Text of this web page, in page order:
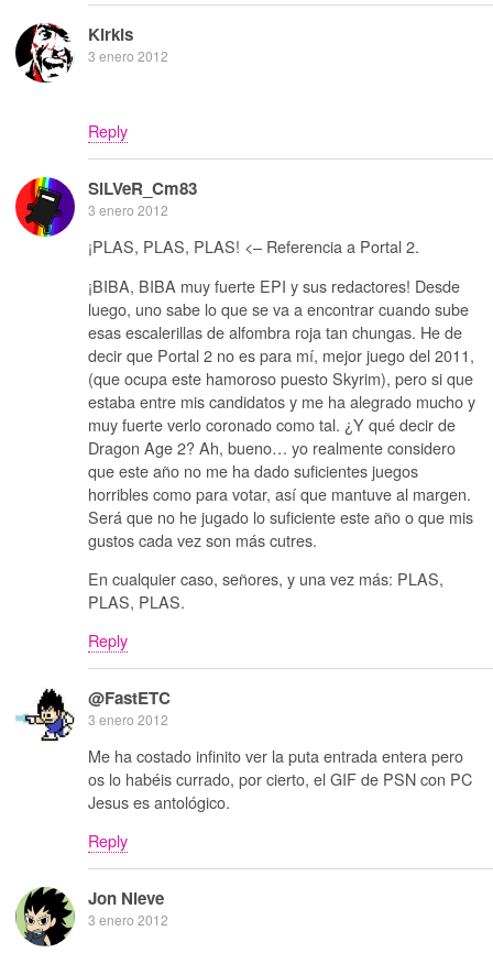
Kirkis
3 enero 2012
Reply
SiLVeR_Cm83
3 enero 2012
¡PLAS, PLAS, PLAS! <– Referencia a Portal 2.
¡BIBA, BIBA muy fuerte EPI y sus redactores! Desde
luego, uno sabe lo que se va a encontrar cuando sube
esas escalerillas de alfombra roja tan chungas. He de
decir que Portal 2 no es para mí, mejor juego del 2011,
(que ocupa este hamoroso puesto Skyrim), pero si que
estaba entre mis candidatos y me ha alegrado mucho y
muy fuerte verlo coronado como tal. ¿Y qué decir de
Dragon Age 2? Ah, bueno… yo realmente considero
que este año no me ha dado suficientes juegos
horribles como para votar, así que mantuve al margen.
Será que no he jugado lo suficiente este año o que mis
gustos cada vez son más cutres.
En cualquier caso, señores, y una vez más: PLAS,
PLAS, PLAS.
Reply
@FastETC
3 enero 2012
Me ha costado infinito ver la puta entrada entera pero
os lo habéis currado, por cierto, el GIF de PSN con PC
Jesus es antológico.
Reply
Jon Nieve
3 enero 2012